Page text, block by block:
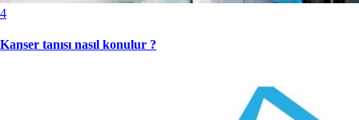
4
Kanser tanısı nasıl konulur ?